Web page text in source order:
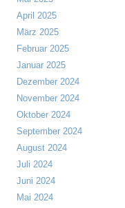
April 2025
März 2025
Februar 2025
Januar 2025
Dezember 2024
November 2024
Oktober 2024
September 2024
August 2024
Juli 2024
Juni 2024
Mai 2024